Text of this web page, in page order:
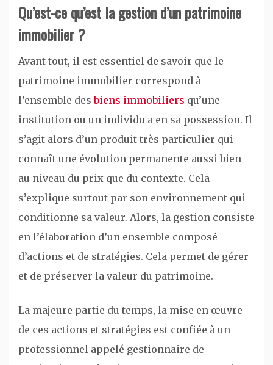
Qu’est-ce qu’est la gestion d’un patrimoine
immobilier ?
Avant tout, il est essentiel de savoir que le
patrimoine immobilier correspond à
l’ensemble desbiens immobiliers qu’une
institution ou un individu a en sa possession. Il
s’agit alors d’un produit très particulier qui
connaît une évolution permanente aussi bien
au niveau du prix que du contexte. Cela
s’explique surtout par son environnement qui
conditionne sa valeur. Alors, la gestion consiste
en l’élaboration d’un ensemble composé
d’actions et de stratégies. Cela permet de gérer
et de préserver la valeur du patrimoine.
La majeure partie du temps, la mise en œuvre
de ces actions et stratégies est confiée à un
professionnel appelé gestionnaire de